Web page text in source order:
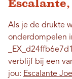
Als je de drukte
onderdompelen
verblijf bij een
jou: Escalante